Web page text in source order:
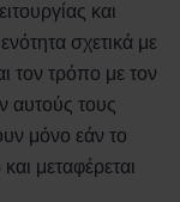
και
σχετικά με
τον τρόπο με τον
αυτούς τους
μόνο εάν το
μεταφέρεται